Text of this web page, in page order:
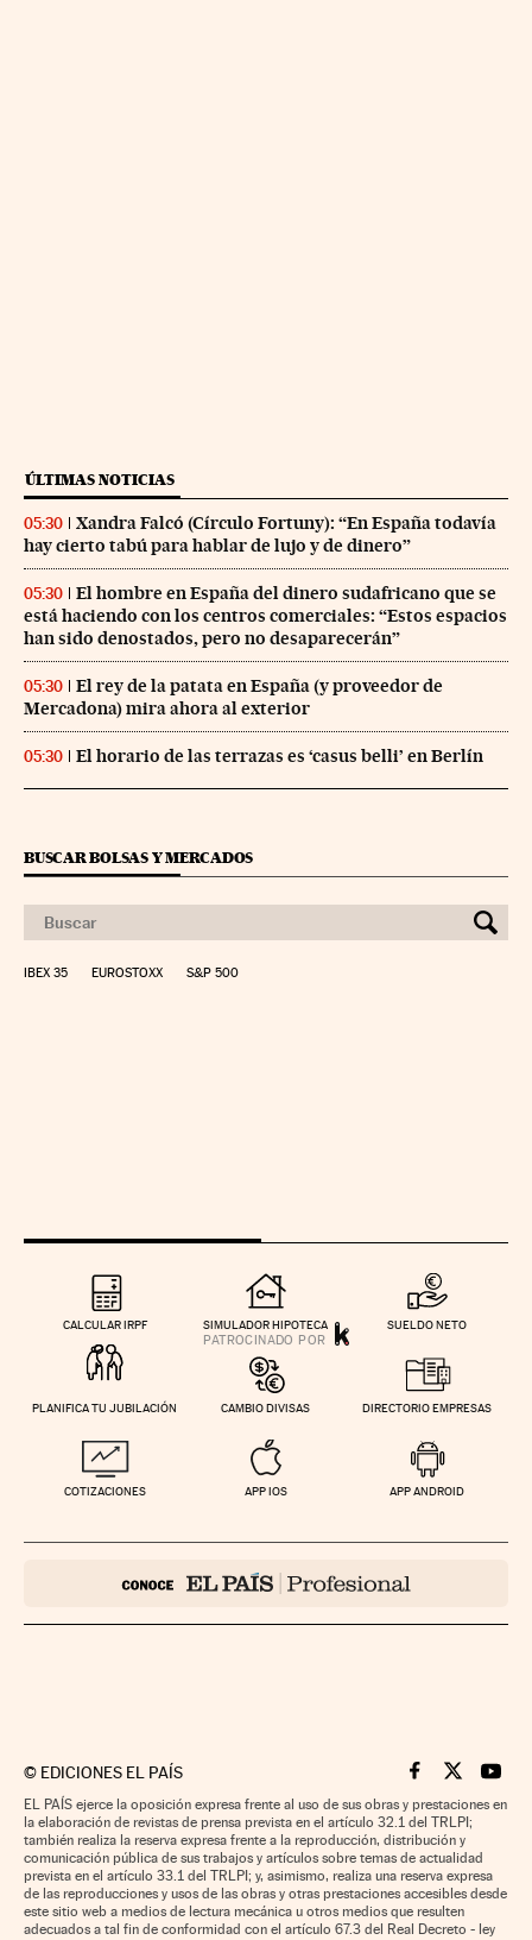
ÚLTIMAS NOTICIAS
05:30
Xandra Falcó (Círculo Fortuny): “En España todavía
hay cierto tabú para hablar de lujo y de dinero”
05:30
El hombre en España del dinero sudafricano que se
está haciendo con los centros comerciales: “Estos espacios
han sido denostados, pero no desaparecerán”
05:30
El rey de la patata en España (y proveedor de
Mercadona) mira ahora al exterior
05:30 El horario de las terrazas es ‘casus belli’ en Berlín
BUSCAR BOLSAS Y MERCADOS
IBEX 35 EUROSTOXX S&P 500
CALCULAR IRPF SIMULADOR HIPOTECA SUELDO NETO
PLANIFICA TU JUBILACIÓN CAMBIO DIVISAS DIRECTORIO EMPRESAS
COTIZACIONES APP IOS APP ANDROID
© EDICIONES EL PAÍS Cinco Días en
Cinco Días
Cinco
EL PAÍS ejerce la oposición expresa frente al uso de sus obras y prestaciones en
la elaboración de revistas de prensa prevista en el artículo 32.1 del TRLPI;
también realiza la reserva expresa frente a la reproducción, distribución y
comunicación pública de sus trabajos y artículos sobre temas de actualidad
prevista en el artículo 33.1 del TRLPI; y, asimismo, realiza una reserva expresa
de las reproducciones y usos de las obras y otras prestaciones accesibles desde
este sitio web a medios de lectura mecánica u otros medios que resulten
adecuados a tal fin de conformidad con el artículo 67.3 del Real Decreto - ley